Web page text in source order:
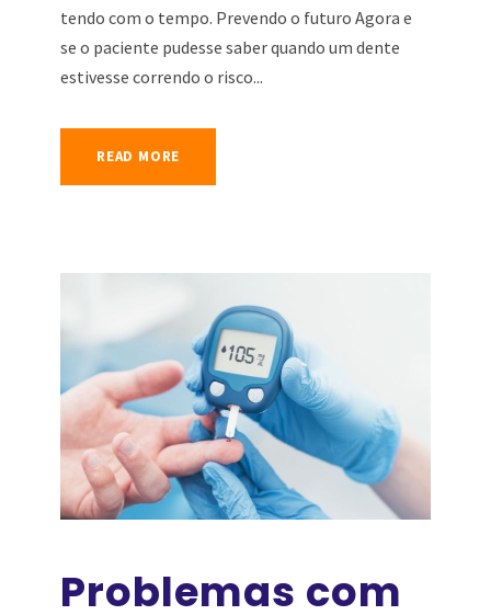
tendo com o tempo. Prevendo o futuro Agora e
se o paciente pudesse saber quando um dente
estivesse correndo o risco...
READ MORE
Problemas com